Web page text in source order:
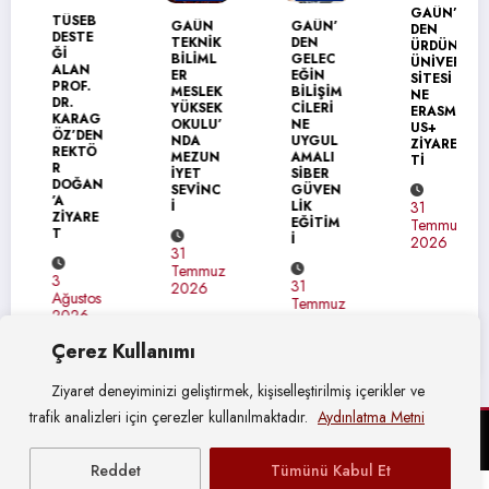
Çerez Kullanımı
Ziyaret deneyiminizi geliştirmek, kişiselleştirilmiş içerikler ve
trafik analizleri için çerezler kullanılmaktadır. Aydınlatma Metni
Reddet Tümünü Kabul Et
TÜSEB
DESTE
Ğİ
ALAN
PROF.
DR.
KARAG
ÖZ’DEN
REKTÖ
DOĞAN
’A
ZİYARE
Ağustos
2026
GAÜN
TEKNİK
BİLİML
ER
MESLEK
YÜKSEK
OKULU’
NDA
MEZUN
İYET
SEVİNC
31
Temmuz
2026
GAÜN’
DEN
GELEC
EĞİN
BİLİŞİM
CİLERİ
NE
UYGUL
AMALI
SİBER
GÜVEN
LİK
EĞİTİM
31
Temmuz
GAÜN’
DEN
ÜRDÜN
ÜNİVER
SİTESİ
NE
ERASM
US+
ZİYARE
Tİ
31
Temmuz
2026